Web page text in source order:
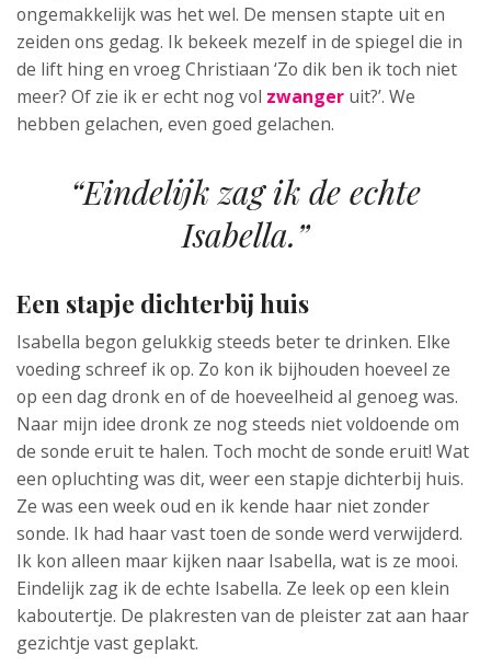
ongemakkelijk was het wel. De mensen stapte uit en
zeiden ons gedag. Ik bekeek mezelf in de spiegel die in
de lift hing en vroeg Christiaan ‘Zo dik ben ik toch niet
meer? Of zie ik er echt nog vol zwanger uit?’. We
hebben gelachen, even goed gelachen.
“Eindelijk zag ik de echte
Isabella.”
Een stapje dichterbij huis
Isabella begon gelukkig steeds beter te drinken. Elke
voeding schreef ik op. Zo kon ik bijhouden hoeveel ze
op een dag dronk en of de hoeveelheid al genoeg was.
Naar mijn idee dronk ze nog steeds niet voldoende om
de sonde eruit te halen. Toch mocht de sonde eruit! Wat
een opluchting was dit, weer een stapje dichterbij huis.
Ze was een week oud en ik kende haar niet zonder
sonde. Ik had haar vast toen de sonde werd verwijderd.
Ik kon alleen maar kijken naar Isabella, wat is ze mooi.
Eindelijk zag ik de echte Isabella. Ze leek op een klein
kaboutertje. De plakresten van de pleister zat aan haar
gezichtje vast geplakt.